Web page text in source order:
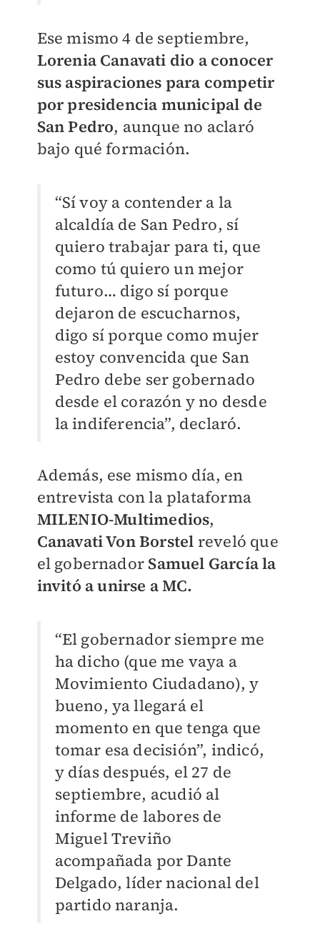
Ese mismo 4 de septiembre,
Lorenia Canavati dio a conocer
sus aspiraciones para competir
por presidencia municipal de
San Pedro, aunque no aclaró
bajo qué formación.
“Sí voy a contender a la
alcaldía de San Pedro, sí
quiero trabajar para ti, que
como tú quiero un mejor
futuro… digo sí porque
dejaron de escucharnos,
digo sí porque como mujer
estoy convencida que San
Pedro debe ser gobernado
desde el corazón y no desde
la indiferencia”, declaró.
Además, ese mismo día, en
entrevista con la plataforma
MILENIO-Multimedios,
Canavati Von Borstel reveló que
el gobernador Samuel García la
invitó a unirse a MC.
“El gobernador siempre me
ha dicho (que me vaya a
Movimiento Ciudadano), y
bueno, ya llegará el
momento en que tenga que
tomar esa decisión”, indicó,
y días después, el 27 de
septiembre, acudió al
informe de labores de
Miguel Treviño
acompañada por Dante
Delgado, líder nacional del
partido naranja.